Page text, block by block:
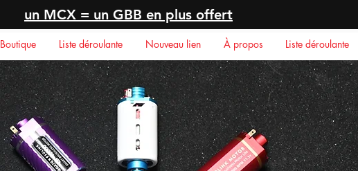
un MCX = un GBB en plus offert
Boutique Liste déroulante Nouveau lien À propos Liste déroulante